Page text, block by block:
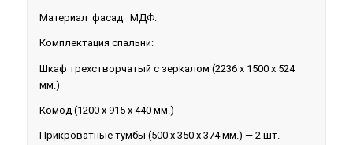
Материал фасад МДФ.
Комплектация спальни:
Шкаф трехстворчатый с зеркалом (2236 х 1500 х 524
мм.)
Комод (1200 х 915 х 440 мм.)
Прикроватные тумбы (500 х 350 х 374 мм.) — 2 шт.